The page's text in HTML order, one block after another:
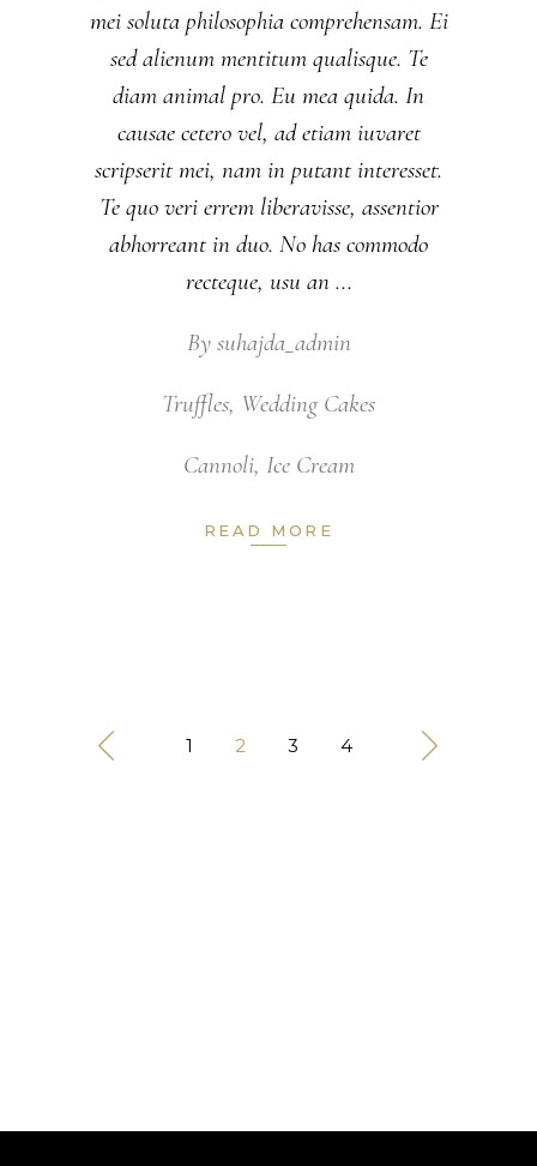
mei soluta philosophia comprehensam. Ei
sed alienum mentitum qualisque. Te
diam animal pro. Eu mea quida. In
causae cetero vel, ad etiam iuvaret
scripserit mei, nam in putant interesset.
Te quo veri errem liberavisse, assentior
abhorreant in duo. No has commodo
recteque, usu an
By suhajda_admin
Truffles, Wedding Cakes
Cannoli, Ice Cream
READ MORE
1 2 3 4